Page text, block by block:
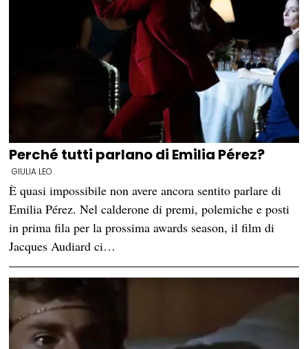
Perché tutti parlano di Emilia Pérez?
GIULIA LEO
È quasi impossibile non avere ancora sentito parlare di
Emilia Pérez. Nel calderone di premi, polemiche e posti
in prima fila per la prossima awards season, il film di
Jacques Audiard ci…